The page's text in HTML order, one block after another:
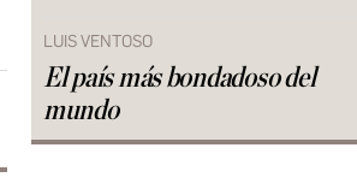
LUIS VENTOSO
El país más bondadoso del
mundo